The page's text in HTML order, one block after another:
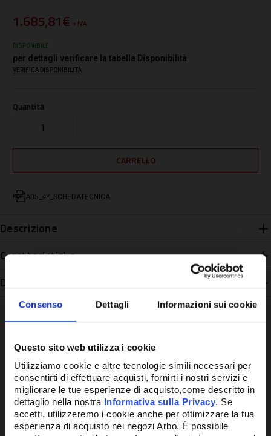
Consenso Dettagli Informazioni sui cookie
Questo sito web utilizza i cookie
Utilizziamo cookie e altre tecnologie simili necessari per
consentirti di effettuare acquisti, fornirti i nostri servizi e
migliorare le tue esperienze di acquisto,come descritto in
dettaglio nella nostra Informativa sulla Privacy. Se
accetti, utilizzeremo i cookie anche per ottimizzare la tua
esperienza di acquisto nei negozi Arbo. É possibile
1.685,81€ + IVA
DISPONIBILE
per dettagli verificare la tabella Disponibilità
VERIFICA DISPONIBILITÀ
Quantità
A05_4Y_SCHEDATECNICA
Descrizione
Caratteristiche
Disponibilità
Potrebbe anche interessarti